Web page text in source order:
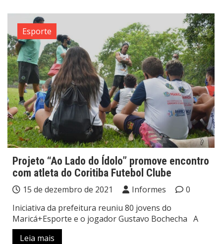
Esporte
Projeto “Ao Lado do Ídolo” promove encontro
com atleta do Coritiba Futebol Clube
15 de dezembro de 2021 Informes
0
Iniciativa da prefeitura reuniu 80 jovens do
Maricá+Esporte e o jogador Gustavo Bochecha A
Leia mais